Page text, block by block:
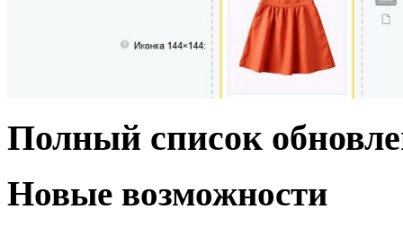
Полный список
Новые возможности